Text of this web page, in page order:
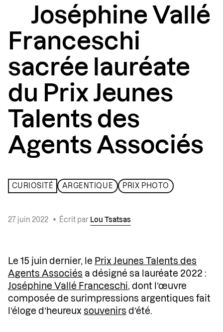
Joséphine Vallé
Franceschi
sacrée lauréate
du Prix Jeunes
Talents des
Agents Associés
CURIOSITÉ ARGENTIQUE PRIX PHOTO
27 juin 2022 • Écrit par Lou Tsatsas
Le 15 juin dernier, le Prix Jeunes Talents des
Agents Associés a désigné sa lauréate 2022 :
Joséphine Vallé Franceschi, dont l’œuvre
composée de surimpressions argentiques fait
l’éloge d’heureux souvenirs d’été.